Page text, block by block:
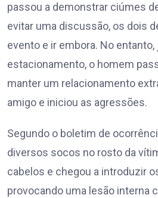
passou a demonstrar ciúmes
evitar uma discussão, os dois
evento e ir embora. No entanto,
estacionamento, o homem
manter um relacionamento
amigo e iniciou as agressões.
Segundo o boletim de
diversos socos no rosto da
cabelos e chegou a introduzir
provocando uma lesão interna